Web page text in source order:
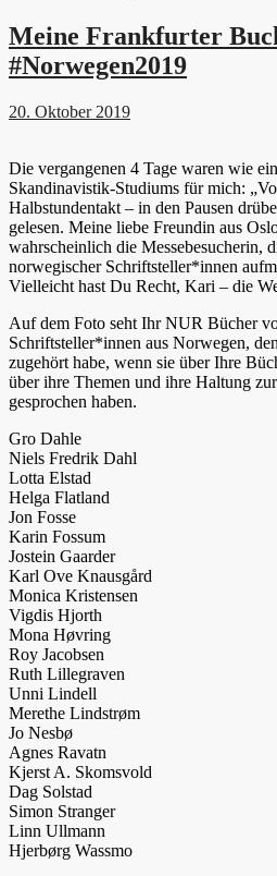
Meine Frankfurter
#Norwegen2019
20. Oktober 2019
Die vergangenen 4 Tage waren wie
Skandinavistik-Studiums für mich:
Halbstundentakt – in den Pausen
gelesen. Meine liebe Freundin aus
wahrscheinlich die Messebesucherin,
norwegischer Schriftsteller*innen
Vielleicht hast Du Recht, Kari – die
Auf dem Foto seht Ihr NUR Bücher
Schriftsteller*innen aus Norwegen,
zugehört habe, wenn sie über Ihre
über ihre Themen und ihre Haltung
gesprochen haben.
Gro Dahle
Niels Fredrik Dahl
Lotta Elstad
Helga Flatland
Jon Fosse
Karin Fossum
Jostein Gaarder
Karl Ove Knausgård
Monica Kristensen
Vigdis Hjorth
Mona Høvring
Roy Jacobsen
Ruth Lillegraven
Unni Lindell
Merethe Lindstrøm
Jo Nesbø
Agnes Ravatn
Kjerst A. Skomsvold
Dag Solstad
Simon Stranger
Linn Ullmann
Hjerbørg Wassmo